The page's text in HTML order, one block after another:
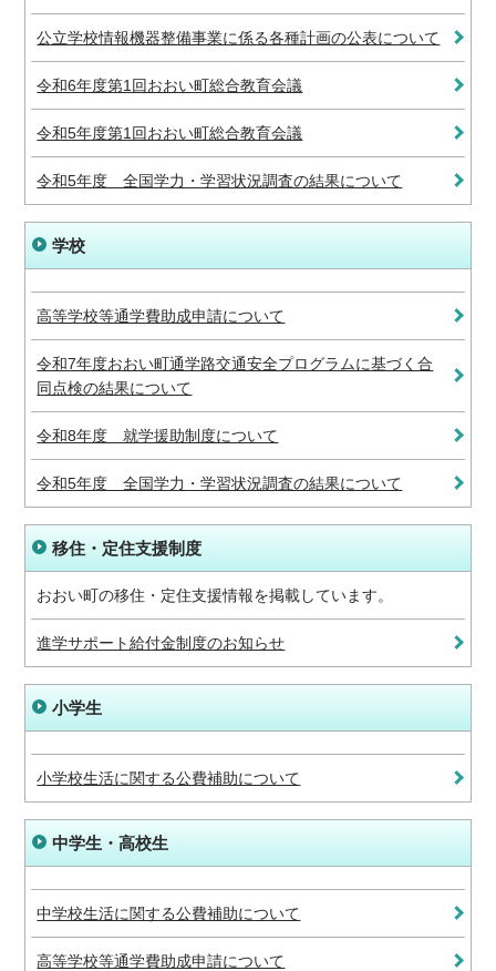
公立学校情報機器整備事業に係る各種計画の公表について
令和6年度第1回おおい町総合教育会議
令和5年度第1回おおい町総合教育会議
令和5年度 全国学力・学習状況調査の結果について
学校
高等学校等通学費助成申請について
令和7年度おおい町通学路交通安全プログラムに基づく合
同点検の結果について
令和8年度 就学援助制度について
令和5年度 全国学力・学習状況調査の結果について
移住・定住支援制度
おおい町の移住・定住支援情報を掲載しています。
進学サポート給付金制度のお知らせ
小学生
小学校生活に関する公費補助について
中学生・高校生
中学校生活に関する公費補助について
高等学校等通学費助成申請について